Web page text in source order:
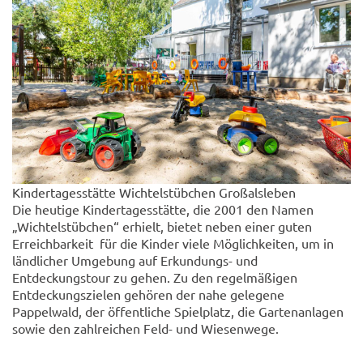
Kindertagesstätte Wichtelstübchen Großalsleben
Die heutige Kindertagesstätte, die 2001 den Namen
„Wichtelstübchen“ erhielt, bietet neben einer guten
Erreichbarkeit für die Kinder viele Möglichkeiten, um in
ländlicher Umgebung auf Erkundungs- und
Entdeckungstour zu gehen. Zu den regelmäßigen
Entdeckungszielen gehören der nahe gelegene
Pappelwald, der öffentliche Spielplatz, die Gartenanlagen
sowie den zahlreichen Feld- und Wiesenwege.